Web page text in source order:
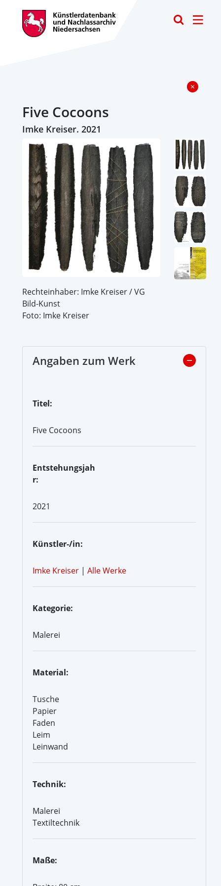
Five Cocoons
Imke Kreiser. 2021
Rechteinhaber: Imke Kreiser / VG
Bild-Kunst
Foto: Imke Kreiser
Angaben zum Werk
Titel:
Five Cocoons
Entstehungsjah
r:
2021
Künstler-/in:
Imke Kreiser | Alle Werke
Kategorie:
Malerei
Material:
Tusche
Papier
Faden
Leim
Leinwand
Technik:
Malerei
Textiltechnik
Maße: